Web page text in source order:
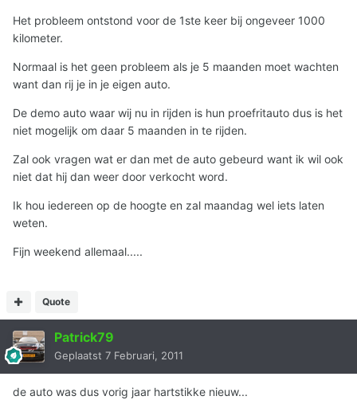
Het probleem ontstond voor de 1ste keer bij ongeveer 1000
kilometer.
Normaal is het geen probleem als je 5 maanden moet wachten
want dan rij je in je eigen auto.
De demo auto waar wij nu in rijden is hun proefritauto dus is het
niet mogelijk om daar 5 maanden in te rijden.
Zal ook vragen wat er dan met de auto gebeurd want ik wil ook
niet dat hij dan weer door verkocht word.
Ik hou iedereen op de hoogte en zal maandag wel iets laten
weten.
Fijn weekend allemaal.....
Quote
Patrick79
Geplaatst 7 Februari, 2011
de auto was dus vorig jaar hartstikke nieuw...